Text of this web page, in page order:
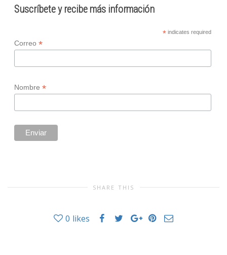
Suscríbete y recibe más información
*indicates required
Correo *
Nombre *
SHARE THIS
0 likes